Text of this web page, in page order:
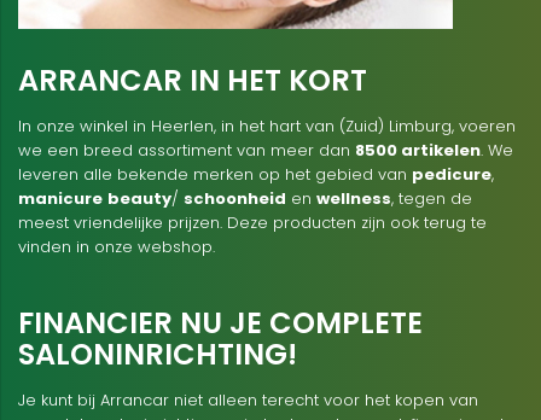
ARRANCAR IN HET KORT
In onze winkel in Heerlen, in het hart van (Zuid) Limburg, voeren
we een breed assortiment van meer dan 8500 artikelen. We
leveren alle bekende merken op het gebied van pedicure,
manicure beauty/ schoonheid en wellness, tegen de
meest vriendelijke prijzen. Deze producten zijn ook terug te
vinden in onze webshop.
FINANCIER NU JE COMPLETE
SALONINRICHTING!
Je kunt bij Arrancar niet alleen terecht voor het kopen van